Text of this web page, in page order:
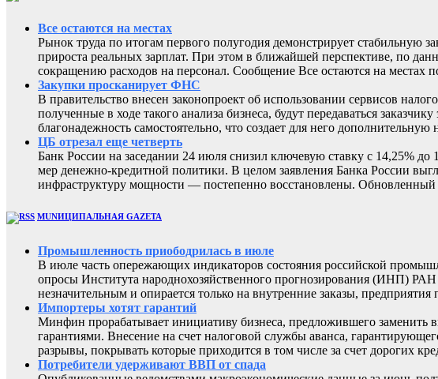
Все остаются на местах
Рынок труда по итогам первого полугодия демонстрирует стабильную
прироста реальных зарплат. При этом в ближайшей перспективе, по
сокращению расходов на персонал. Сообщение Все остаются на местах
Закупки просканирует ФНС
В правительство внесен законопроект об использовании сервисов
полученные в ходе такого анализа бизнеса, будут передаваться
благонадежность самостоятельно, что создает для него
ЦБ отрезал еще четверть
Банк России на заседании 24 июля снизил ключевую ставку с 14,25%
мер денежно-кредитной политики. В целом заявления Банка России
инфраструктуру мощности — постепенно восстановлены.
MUNИЦИПАЛЬНАЯ GAZЕТА
Промышленность приободрилась в июле
В июле часть опережающих индикаторов состояния российской
опросы Института народнохозяйственного прогнозирования (ИНП)
незначительным и опирается только на внутренние заказы,
Импортеры хотят гарантий
Минфин прорабатывает инициативу бизнеса, предложившего
гарантиями. Внесение на счет налоговой службы аванса,
разрывы, покрывать которые приходится в том числе за счет дорогих
Потребители удерживают ВВП от спада